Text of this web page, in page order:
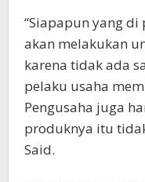
“Siapapun yang
akan melakukan
karena tidak ada
pelaku usaha
Pengusaha juga
produknya itu
Said.